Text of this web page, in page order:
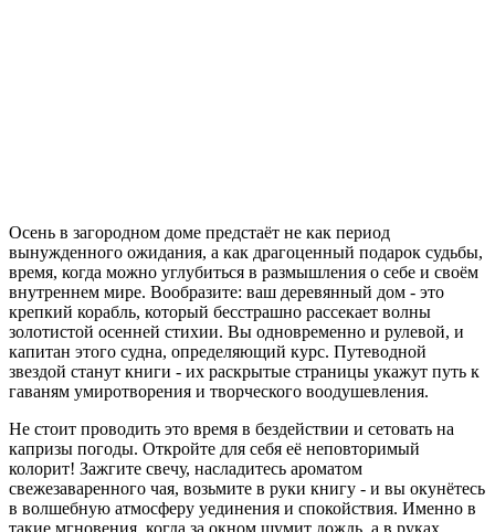
Осень в загородном доме предстаёт не как период
вынужденного ожидания, а как драгоценный подарок судьбы,
время, когда можно углубиться в размышления о себе и своём
внутреннем мире. Вообразите: ваш деревянный дом - это
крепкий корабль, который бесстрашно рассекает волны
золотистой осенней стихии. Вы одновременно и рулевой, и
капитан этого судна, определяющий курс. Путеводной
звездой станут книги - их раскрытые страницы укажут путь к
гаваням умиротворения и творческого воодушевления.
Не стоит проводить это время в бездействии и сетовать на
капризы погоды. Откройте для себя её неповторимый
колорит! Зажгите свечу, насладитесь ароматом
свежезаваренного чая, возьмите в руки книгу - и вы окунётесь
в волшебную атмосферу уединения и спокойствия. Именно в
такие мгновения, когда за окном шумит дождь, а в руках